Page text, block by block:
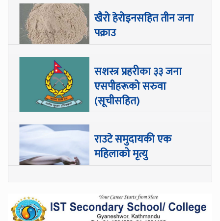
खैरो हेरोइनसहित तीन जना
पक्राउ
सशस्त्र प्रहरीका ३३ जना
एसपीहरूको सरुवा
(सूचीसहित)
राउटे समुदायकी एक
महिलाको मृत्यु